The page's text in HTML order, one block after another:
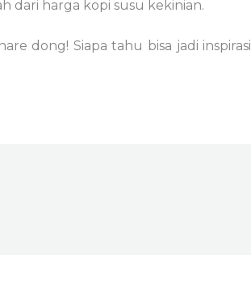
dari harga kopi susu kekinian.
dong! Siapa tahu bisa jadi inspirasi